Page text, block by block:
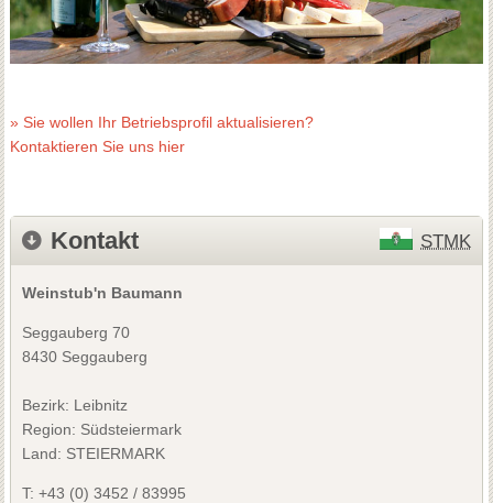
» Sie wollen Ihr Betriebsprofil aktualisieren?
Kontaktieren Sie uns hier
Kontakt STMK
Weinstub'n Baumann
Seggauberg 70
8430 Seggauberg
Bezirk: Leibnitz
Region: Südsteiermark
Land: STEIERMARK
T: +43 (0) 3452 / 83995